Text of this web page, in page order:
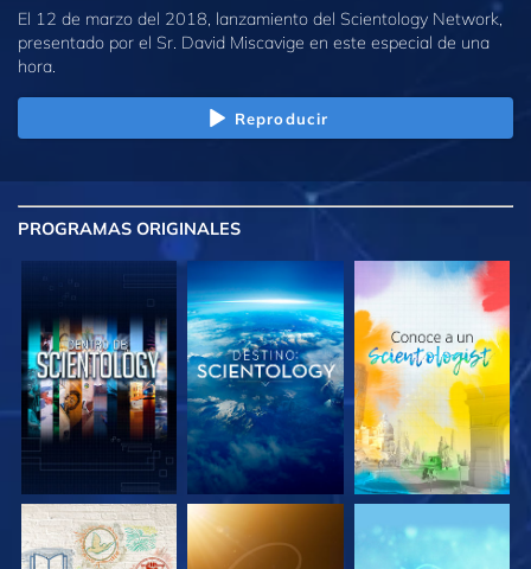
El 12 de marzo del 2018, lanzamiento del Scientology Network,
presentado por el Sr. David Miscavige en este especial de una
hora.
Reproducir
PROGRAMAS ORIGINALES